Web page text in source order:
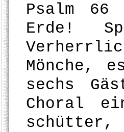
Psalm
Erde!
Mönche,
sechs
Choral
schütter,